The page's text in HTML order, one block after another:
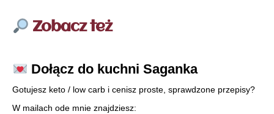
Zobacz też
Dołącz do kuchni Saganka
Gotujesz keto / low carb i cenisz proste, sprawdzone przepisy?
W mailach ode mnie znajdziesz: